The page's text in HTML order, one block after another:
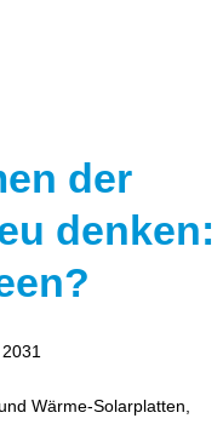
der
denken: